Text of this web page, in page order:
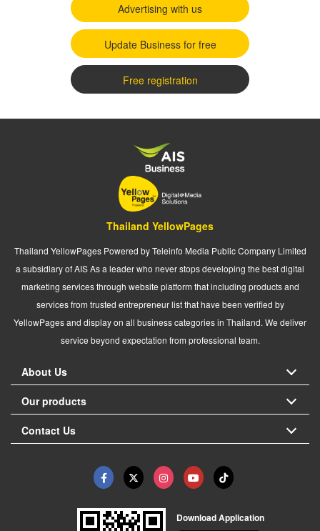
Advertising with us
Update Business for free
Free registration
Thailand YellowPages
Thailand YellowPages Powered by Teleinfo Media Public Company Limited
a subsidiary of AIS As a leader who never stops developing the best digital
marketing services through website platform that including products and
services from trusted entrepreneur list that have been verified by
YellowPages and display on all business categories in Thailand. We deliver
service beyond expectation from professional team.
About Us
Our products
Contact Us
Download Application